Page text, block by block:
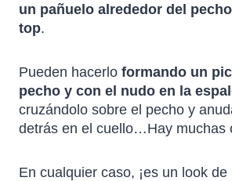
un pañuelo alrededor del
top.
Pueden hacerlo formando un
pecho y con el nudo en la
cruzándolo sobre el pecho y
detrás en el cuello…Hay muchas
En cualquier caso, ¡es un look de